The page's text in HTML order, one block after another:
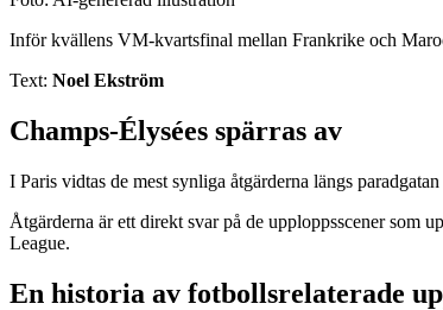
Inför kvällens VM-kvartsfinal mellan Frankrike och
Text: Noel Ekström
Champs-Élysées spärras av
I Paris vidtas de mest synliga åtgärderna längs
Åtgärderna är ett direkt svar på de upploppsscener som
League.
En historia av fotbollsrelaterade